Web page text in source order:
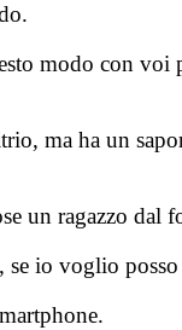
modo con voi
ma ha un
un ragazzo dal
se io voglio